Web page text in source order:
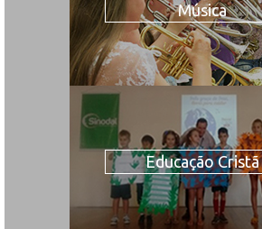
Música
Educação Cristã